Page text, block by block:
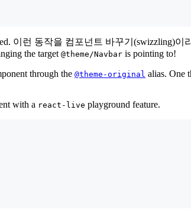
이런 동작을 컴포넌트 바꾸기(swizzling)이
the target @theme/Navbar is pointing to!
through the @theme-original alias. One
with a react-live playground feature.